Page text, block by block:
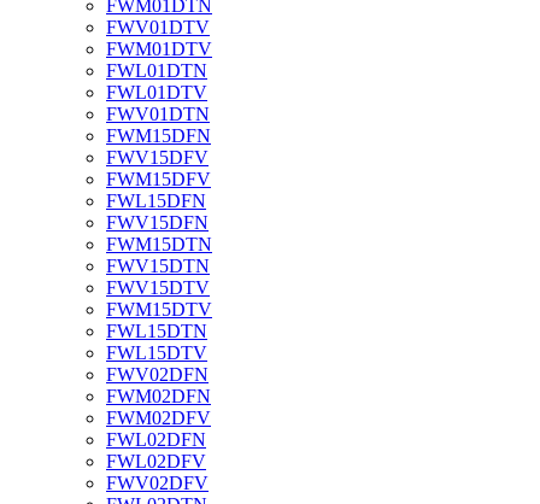
FWM01DTN
FWV01DTV
FWM01DTV
FWL01DTN
FWL01DTV
FWV01DTN
FWM15DFN
FWV15DFV
FWM15DFV
FWL15DFN
FWV15DFN
FWM15DTN
FWV15DTN
FWV15DTV
FWM15DTV
FWL15DTN
FWL15DTV
FWV02DFN
FWM02DFN
FWM02DFV
FWL02DFN
FWL02DFV
FWV02DFV